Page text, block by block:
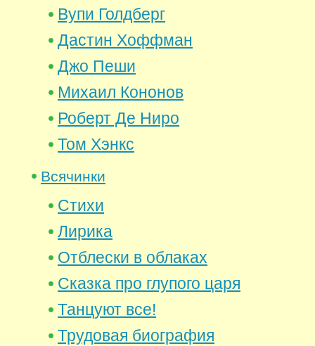
Вупи Голдберг
Дастин Хоффман
Джо Пеши
Михаил Кононов
Роберт Де Ниро
Том Хэнкс
Всячинки
Стихи
Лирика
Отблески в облаках
Сказка про глупого царя
Танцуют все!
Трудовая биография